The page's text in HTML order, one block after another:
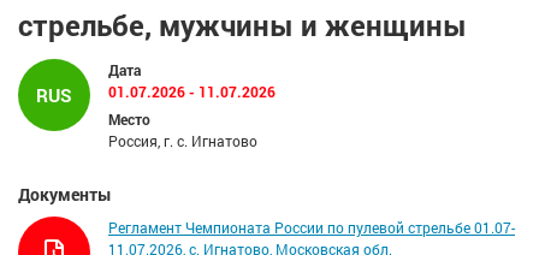
стрельбе, мужчины и женщины
RUS
Дата
01.07.2026 - 11.07.2026
Место
Россия, г. с. Игнатово
Документы
Регламент Чемпионата России по пулевой стрельбе 01.07-
11.07.2026, с. Игнатово, Московская обл.